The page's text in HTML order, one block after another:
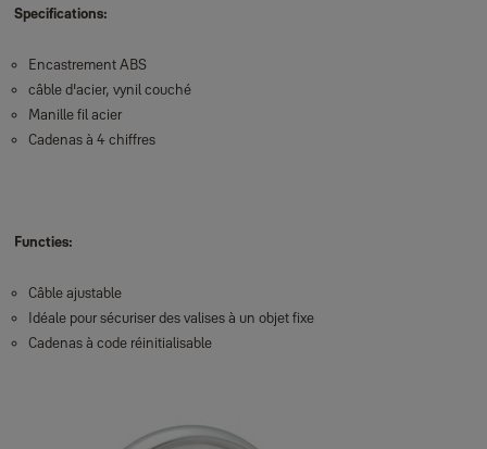
Specifications:
Encastrement ABS
câble d'acier, vynil couché
Manille fil acier
Cadenas à 4 chiffres
Functies:
Câble ajustable
Idéale pour sécuriser des valises à un objet fixe
Cadenas à code réinitialisable